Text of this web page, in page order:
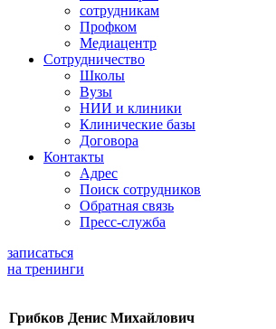
сотрудникам
Профком
Медиацентр
Сотрудничество
Школы
Вузы
НИИ и клиники
Клинические базы
Договора
Контакты
Адрес
Поиск сотрудников
Обратная связь
Пресс-служба
записаться
на тренинги
Грибков Денис Михайлович